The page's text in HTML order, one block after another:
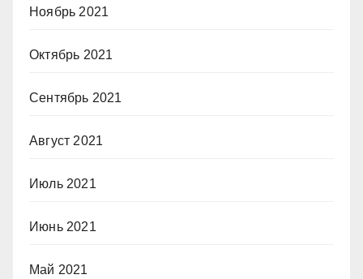
Ноябрь 2021
Октябрь 2021
Сентябрь 2021
Август 2021
Июль 2021
Июнь 2021
Май 2021